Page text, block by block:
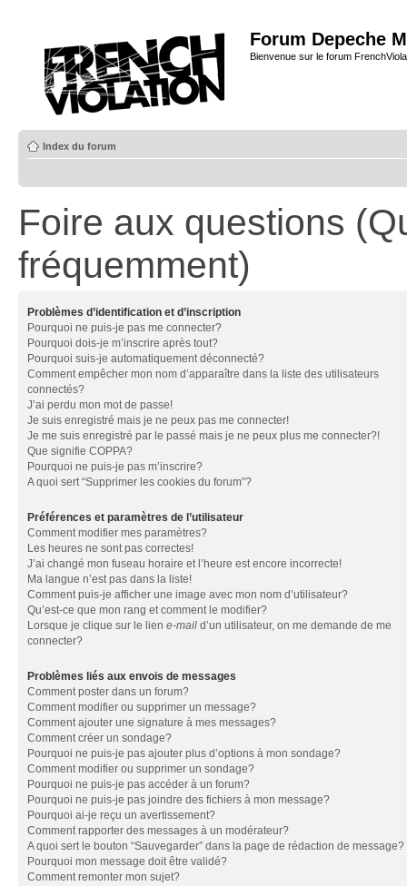
Forum Depeche
Bienvenue sur le forum
Index du forum
Foire aux questions
fréquemment)
Problèmes d’identification et d’inscription
Pourquoi ne puis-je pas me connecter?
Pourquoi dois-je m’inscrire après tout?
Pourquoi suis-je automatiquement déconnecté?
Comment empêcher mon nom d’apparaître dans la liste des utilisateurs
connectés?
J’ai perdu mon mot de passe!
Je suis enregistré mais je ne peux pas me connecter!
Je me suis enregistré par le passé mais je ne peux plus me connecter?!
Que signifie COPPA?
Pourquoi ne puis-je pas m’inscrire?
A quoi sert “Supprimer les cookies du forum”?
Préférences et paramètres de l’utilisateur
Comment modifier mes paramètres?
Les heures ne sont pas correctes!
J’ai changé mon fuseau horaire et l’heure est encore incorrecte!
Ma langue n’est pas dans la liste!
Comment puis-je afficher une image avec mon nom d’utilisateur?
Qu’est-ce que mon rang et comment le modifier?
Lorsque je clique sur le lien e-mail d’un utilisateur, on me demande de me
connecter?
Problèmes liés aux envois de messages
Comment poster dans un forum?
Comment modifier ou supprimer un message?
Comment ajouter une signature à mes messages?
Comment créer un sondage?
Pourquoi ne puis-je pas ajouter plus d’options à mon sondage?
Comment modifier ou supprimer un sondage?
Pourquoi ne puis-je pas accéder à un forum?
Pourquoi ne puis-je pas joindre des fichiers à mon message?
Pourquoi ai-je reçu un avertissement?
Comment rapporter des messages à un modérateur?
A quoi sert le bouton “Sauvegarder” dans la page de rédaction de message?
Pourquoi mon message doit être validé?
Comment remonter mon sujet?